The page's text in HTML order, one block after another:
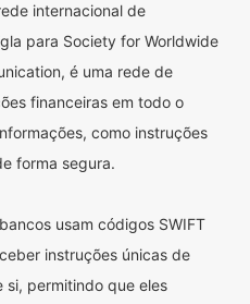
internacional de
para Society for Worldwide
é uma rede de
financeiras em todo o
como instruções
forma segura.
usam códigos SWIFT
instruções únicas de
si, permitindo que eles